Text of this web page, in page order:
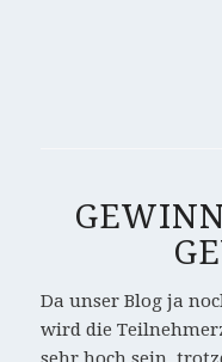
Da unser Blog ja
wird die